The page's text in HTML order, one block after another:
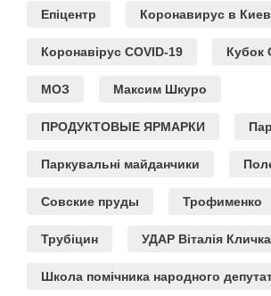
Епіцентр Коронавирус в
Коронавірус COVID-19 Кубок
МОЗ Максим Шкуро
ПРОДУКТОВЫЕ ЯРМАРКИ
Паркувальні майданчики
Совские пруды Трофименко
Трубіцин УДАР Віталія Кличка
Школа помічника народного